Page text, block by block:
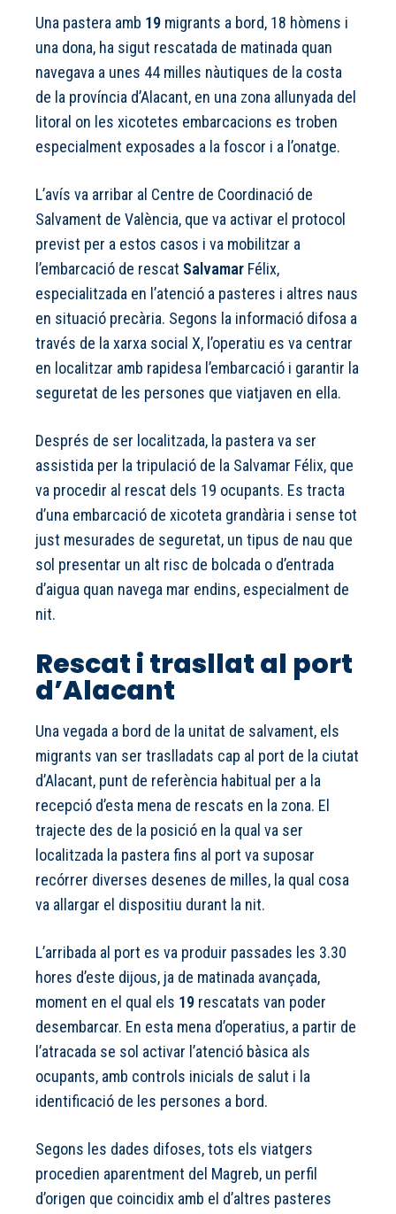
Una pastera amb 19 migrants a bord, 18 hòmens i
una dona, ha sigut rescatada de matinada quan
navegava a unes 44 milles nàutiques de la costa
de la província d’Alacant, en una zona allunyada del
litoral on les xicotetes embarcacions es troben
especialment exposades a la foscor i a l’onatge.
L’avís va arribar al Centre de Coordinació de
Salvament de València, que va activar el protocol
previst per a estos casos i va mobilitzar a
l’embarcació de rescat Salvamar Félix,
especialitzada en l’atenció a pasteres i altres naus
en situació precària. Segons la informació difosa a
través de la xarxa social X, l’operatiu es va centrar
en localitzar amb rapidesa l’embarcació i garantir la
seguretat de les persones que viatjaven en ella.
Després de ser localitzada, la pastera va ser
assistida per la tripulació de la Salvamar Félix, que
va procedir al rescat dels 19 ocupants. Es tracta
d’una embarcació de xicoteta grandària i sense tot
just mesurades de seguretat, un tipus de nau que
sol presentar un alt risc de bolcada o d’entrada
d’aigua quan navega mar endins, especialment de
nit.
Rescat i trasllat al port
d’Alacant
Una vegada a bord de la unitat de salvament, els
migrants van ser traslladats cap al port de la ciutat
d’Alacant, punt de referència habitual per a la
recepció d’esta mena de rescats en la zona. El
trajecte des de la posició en la qual va ser
localitzada la pastera fins al port va suposar
recórrer diverses desenes de milles, la qual cosa
va allargar el dispositiu durant la nit.
L’arribada al port es va produir passades les 3.30
hores d’este dijous, ja de matinada avançada,
moment en el qual els 19 rescatats van poder
desembarcar. En esta mena d’operatius, a partir de
l’atracada se sol activar l’atenció bàsica als
ocupants, amb controls inicials de salut i la
identificació de les persones a bord.
Segons les dades difoses, tots els viatgers
procedien aparentment del Magreb, un perfil
d’origen que coincidix amb el d’altres pasteres